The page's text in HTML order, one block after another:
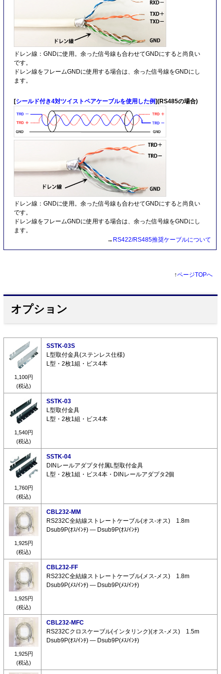
ドレン線：GNDに使用。余った信号線も合わせてGNDにすると尚良い
です。
ドレン線をフレームGNDに使用する場合は、余った信号線をGNDにし
ます。
[シールド付き4対ツイストペアケーブルを使用した例](RS485の場合)
ドレン線：GNDに使用。余った信号線も合わせてGNDにすると尚良い
です。
ドレン線をフレームGNDに使用する場合は、余った信号線をGNDにし
ます。
→ RS422/RS485推奨ケーブルについて
↑ページTOPへ
オプション
1,100円
(税込)
SSTK-03S
L型取付金具(ステンレス仕様)
L型・2枚1組・ビス4本
1,540円
(税込)
SSTK-03
L型取付金具
L型・2枚1組・ビス4本
1,760円
(税込)
SSTK-04
DINレールアダプタ付属L型取付金具
L型・2枚1組・ビス4本・DINレールアダプタ2個
1,925円
(税込)
CBL232-MM
RS232C全結線ストレートケーブル(オス-オス) 1.8m
Dsub9P(ｵｽ/ｲﾝﾁ) ― Dsub9P(ｵｽ/ｲﾝﾁ)
1,925円
(税込)
CBL232-FF
RS232C全結線ストレートケーブル(メス-メス) 1.8m
Dsub9P(ﾒｽ/ｲﾝﾁ) ― Dsub9P(ﾒｽ/ｲﾝﾁ)
1,925円
(税込)
CBL232-MFC
RS232Cクロスケーブル(インタリンク)(オス-メス) 1.5m
Dsub9P(ｵｽ/ｲﾝﾁ) ― Dsub9P(ﾒｽ/ｲﾝﾁ)